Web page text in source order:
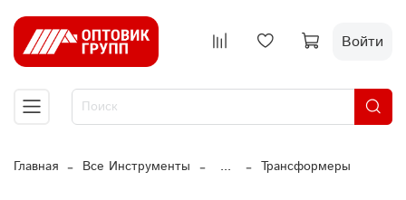
Войти
Главная Все Инструменты ... Трансформеры